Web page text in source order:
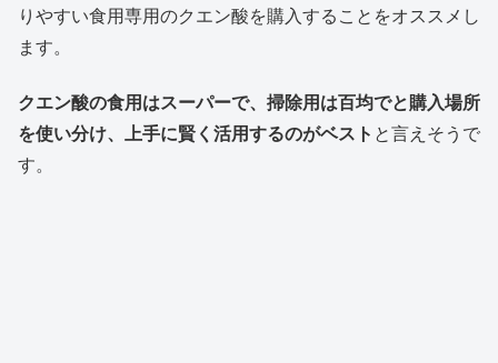
りやすい食用専用のクエン酸を購入することをオススメし
ます。
クエン酸の食用はスーパーで、掃除用は百均でと購入場所
を使い分け、上手に賢く活用するのがベスト と言えそうで
す。